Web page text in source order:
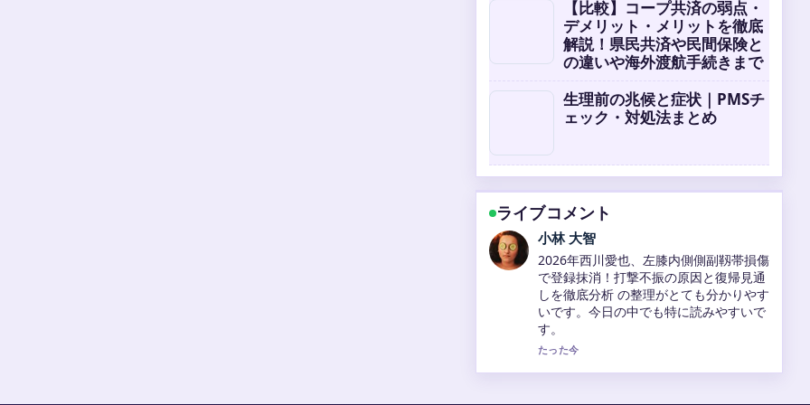
【比較】コープ共済の弱点・
デメリット・メリットを徹底
解説！県民共済や民間保険と
の違いや海外渡航手続きまで
生理前の兆候と症状｜PMSチ
ェック・対処法まとめ
ライブコメント
田中 美咲
古堅純子のすべて！プロフィールと片付
け術を解説 を追っていますが、この解説
は落ち着いていて信頼できます。
3 分前